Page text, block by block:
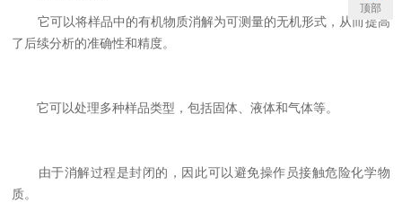
它可以将样品中的有机物质消解为可测量的无机形式，从而提高
了后续分析的准确性和精度。
它可以处理多种样品类型，包括固体、液体和气体等。
由于消解过程是封闭的，因此可以避免操作员接触危险化学物
质。
顶部